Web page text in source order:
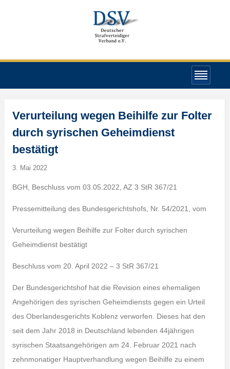
Verurteilung wegen Beihilfe zur Folter
durch syrischen Geheimdienst
bestätigt
3. Mai 2022
BGH, Beschluss vom 03.05.2022, AZ 3 StR 367/21
Pressemitteilung des Bundesgerichtshofs, Nr. 54/2021, vom
Verurteilung wegen Beihilfe zur Folter durch syrischen
Geheimdienst bestätigt
Beschluss vom 20. April 2022 – 3 StR 367/21
Der Bundesgerichtshof hat die Revision eines ehemaligen
Angehörigen des syrischen Geheimdiensts gegen ein Urteil
des Oberlandesgerichts Koblenz verworfen. Dieses hat den
seit dem Jahr 2018 in Deutschland lebenden 44jährigen
syrischen Staatsangehörigen am 24. Februar 2021 nach
zehnmonatiger Hauptverhandlung wegen Beihilfe zu einem